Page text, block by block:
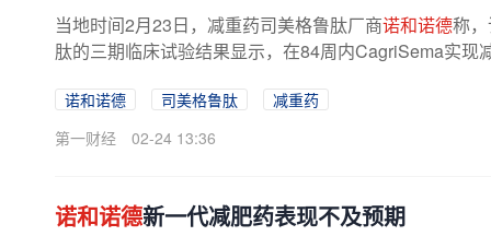
当地时间2月23日，减重药司美格鲁肽厂商诺和诺德称
肽的三期临床试验结果显示，在84周内CagriSema实
诺和诺德 司美格鲁肽
减重药
第一财经
02-24 13:36
诺和诺德新一代减肥药表现不及预期